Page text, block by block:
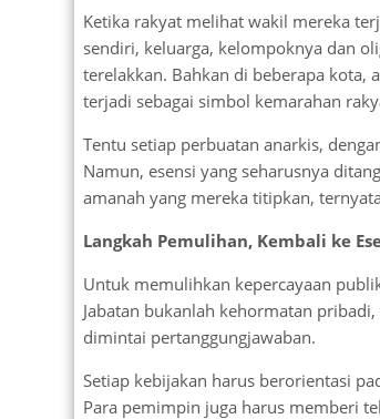
Ketika rakyat melihat wakil mereka
sendiri, keluarga, kelompoknya dan
terelakkan. Bahkan di beberapa kota,
terjadi sebagai simbol kemarahan
Tentu setiap perbuatan anarkis,
Namun, esensi yang seharusnya
amanah yang mereka titipkan,
Langkah Pemulihan, Kembali ke
Untuk memulihkan kepercayaan
Jabatan bukanlah kehormatan
dimintai pertanggungjawaban.
Setiap kebijakan harus berorientasi
Para pemimpin juga harus memberi